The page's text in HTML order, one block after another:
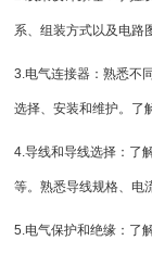
系、组装方式以及电路
3.电气连接器：熟悉不
选择、安装和维护。了
4.导线和导线选择：了
等。熟悉导线规格、电
5.电气保护和绝缘：了